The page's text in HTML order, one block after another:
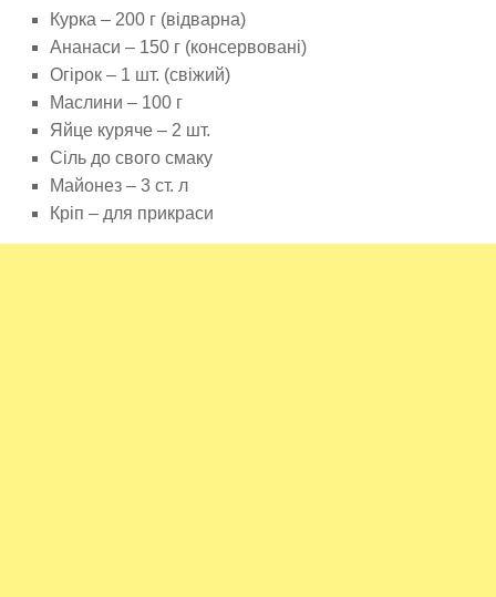
Курка – 200 г (відварна)
Ананаси – 150 г (консервовані)
Огірок – 1 шт. (свіжий)
Маслини – 100 г
Яйце куряче – 2 шт.
Сіль до свого смаку
Майонез – 3 ст. л
Кріп – для прикраси